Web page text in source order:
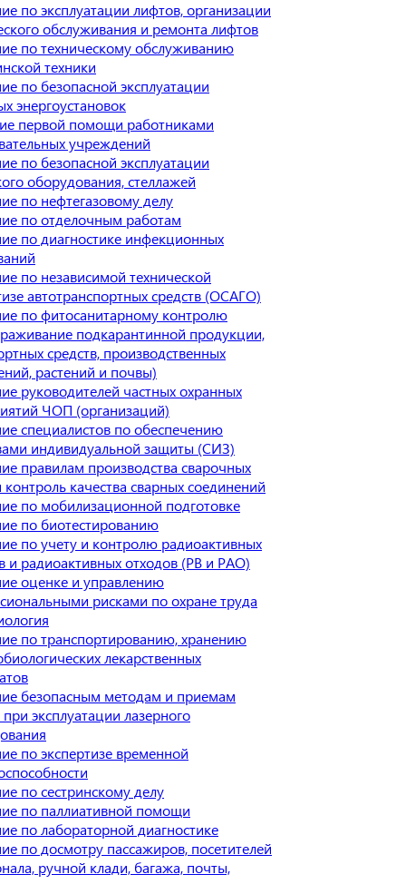
по эксплуатации лифтов, организации
обслуживания и ремонта лифтов
по техническому обслуживанию
техники
по безопасной эксплуатации
энергоустановок
первой помощи работниками
учреждений
по безопасной эксплуатации
оборудования, стеллажей
по нефтегазовому делу
по отделочным работам
по диагностике инфекционных
по независимой технической
автотранспортных средств (ОСАГО)
по фитосанитарному контролю
подкарантинной продукции,
средств, производственных
растений и почвы)
руководителей частных охранных
ЧОП (организаций)
специалистов по обеспечению
индивидуальной защиты (СИЗ)
правилам производства сварочных
контроль качества сварных соединений
по мобилизационной подготовке
по биотестированию
по учету и контролю радиоактивных
и радиоактивных отходов (РВ и РАО)
оценке и управлению
рисками по охране труда
по транспортированию, хранению
лекарственных
безопасным методам и приемам
эксплуатации лазерного
по экспертизе временной
по сестринскому делу
по паллиативной помощи
по лабораторной диагностике
по досмотру пассажиров, посетителей
ручной клади, багажа, почты,